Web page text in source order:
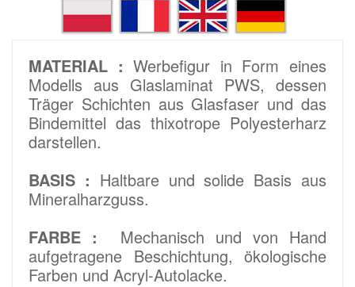
MATERIAL :Werbefigur in Form eines
Modells aus Glaslaminat PWS, dessen
Träger Schichten aus Glasfaser und das
Bindemittel das thixotrope Polyesterharz
darstellen.
BASIS : Haltbare und solide Basis aus
Mineralharzguss.
FARBE :
Mechanisch und von Hand
aufgetragene Beschichtung, ökologische
Farben und Acryl-Autolacke.